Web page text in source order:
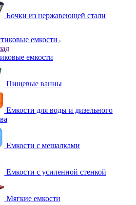
Бочки из нержавеющей стали
емкости
емкости
Пищевые ванны
Емкости для воды и дизельного
Емкости с мешалками
Емкости с усиленной стенкой
Мягкие емкости